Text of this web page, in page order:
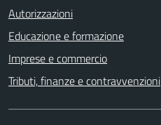
Autorizzazioni
Educazione e formazione
Imprese e commercio
Tributi, finanze e contravvenzioni